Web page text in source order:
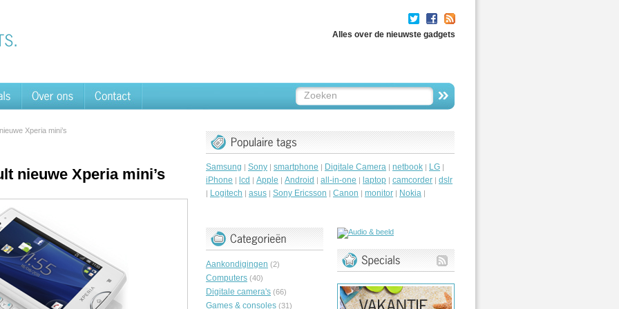
Alles over de nieuwste gadgets
Xperia mini’s
nieuwe Xperia mini’s Samsung | Sony | smartphone | Digitale Camera | netbook | LG |
iPhone | lcd | Apple | Android | all-in-one | laptop | camcorder | dslr
| Logitech | asus | Sony Ericsson | Canon | monitor | Nokia |
Aankondigingen (2)
Computers (40)
Digitale camera's (66)
Games & consoles (31)